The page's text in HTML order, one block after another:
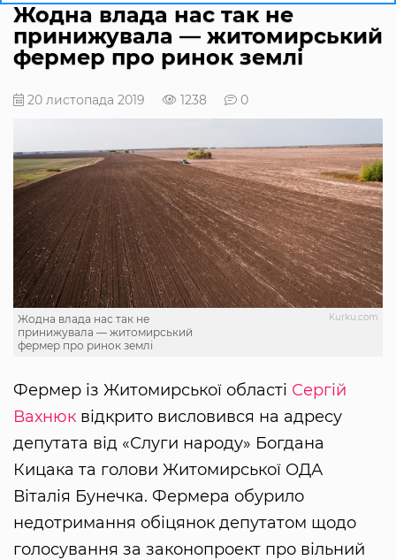
Жодна влада нас так не
принижувала — житомирський
фермер про ринок землі
20 листопада 2019 1238 0
Kurku.com
Жодна влада нас так не
принижувала — житомирський
фермер про ринок землі
Фермер із Житомирської області Сергій
Вахнюк відкрито висловився на адресу
депутата від «Слуги народу» Богдана
Кицака та голови Житомирської ОДА
Віталія Бунечка. Фермера обурило
недотримання обіцянок депутатом щодо
голосування за законопроект про вільний